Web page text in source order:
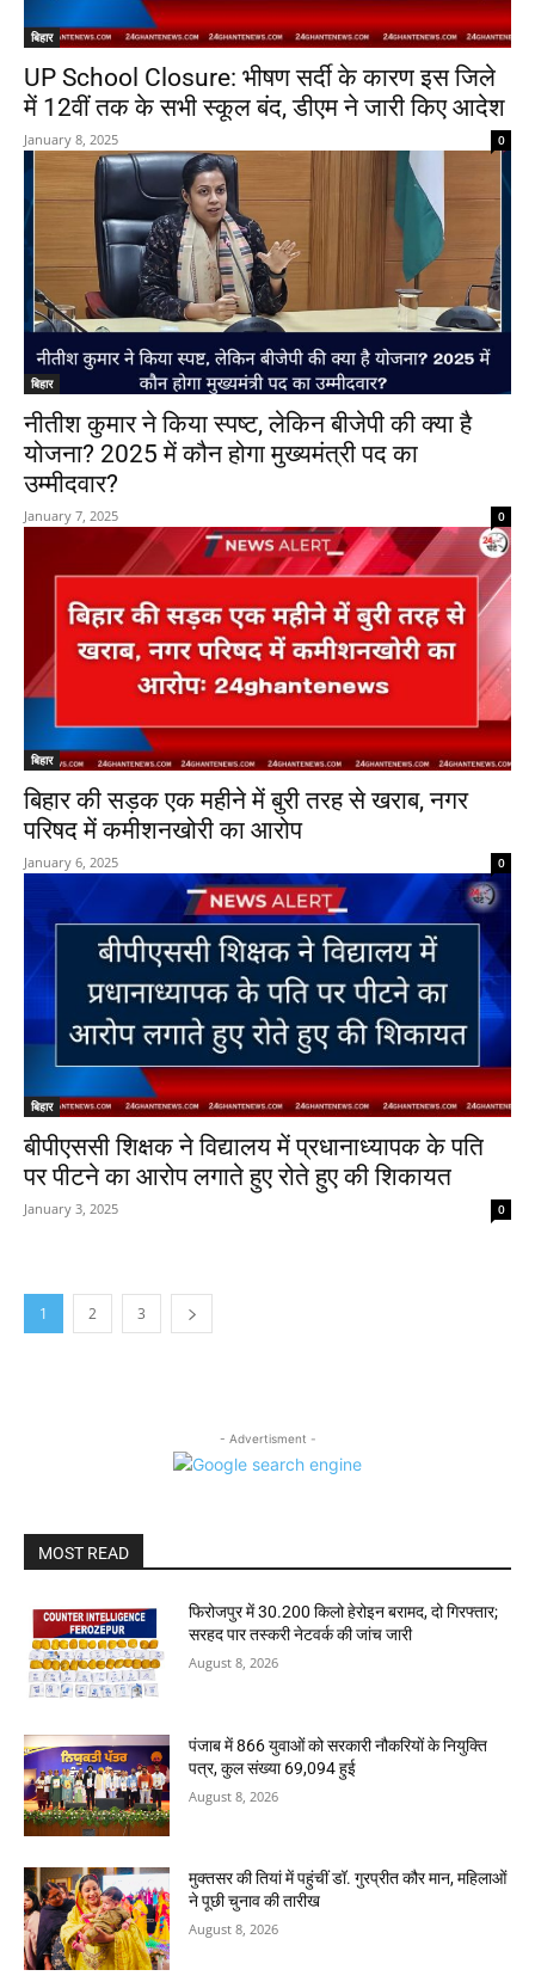
बिहार
UP School Closure: भीषण सर्दी के कारण इस जिले
में 12वीं तक के सभी स्कूल बंद, डीएम ने जारी किए आदेश
January 8, 2025 0
बिहार
नीतीश कुमार ने किया स्पष्ट, लेकिन बीजेपी की क्या है
योजना? 2025 में कौन होगा मुख्यमंत्री पद का
उम्मीदवार?
January 7, 2025 0
बिहार
बिहार की सड़क एक महीने में बुरी तरह से खराब, नगर
परिषद में कमीशनखोरी का आरोप
January 6, 2025 0
बिहार
बीपीएससी शिक्षक ने विद्यालय में प्रधानाध्यापक के पति
पर पीटने का आरोप लगाते हुए रोते हुए की शिकायत
January 3, 2025 0
1 2 3
- Advertisment -
MOST READ
फिरोजपुर में 30.200 किलो हेरोइन बरामद, दो गिरफ्तार;
सरहद पार तस्करी नेटवर्क की जांच जारी
August 8, 2026
पंजाब में 866 युवाओं को सरकारी नौकरियों के नियुक्ति
पत्र, कुल संख्या 69,094 हुई
August 8, 2026
मुक्तसर की तियां में पहुंचीं डॉ. गुरप्रीत कौर मान, महिलाओं
ने पूछी चुनाव की तारीख
August 8, 2026